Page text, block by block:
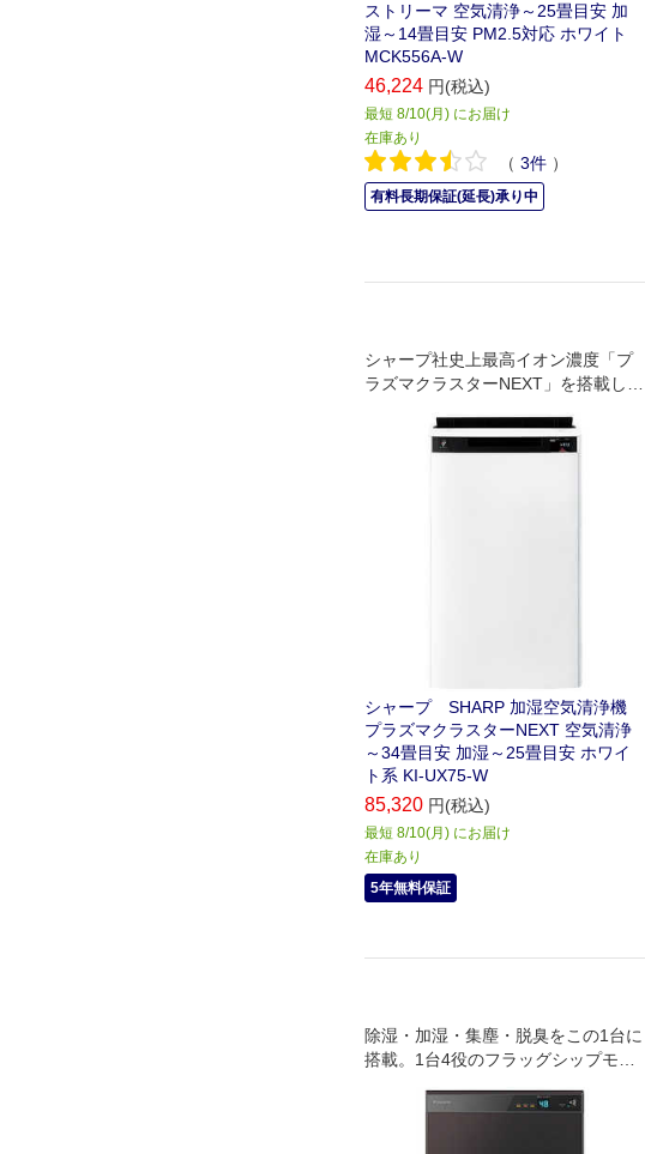
ストリーマ 空気清浄～25畳目安 加
湿～14畳目安 PM2.5対応 ホワイト
MCK556A-W
46,224 円(税込)
最短 8/10(月) にお届け
在庫あり
（ 3件 ）
有料長期保証(延長)承り中
シャープ社史上最高イオン濃度「プ
ラズマクラスターNEXT」を搭載し、
シャープ SHARP 加湿空気清浄機
プラズマクラスターNEXT 空気清浄
～34畳目安 加湿～25畳目安 ホワイ
ト系 KI-UX75-W
85,320 円(税込)
最短 8/10(月) にお届け
在庫あり
5年無料保証
除湿・加湿・集塵・脱臭をこの1台に
搭載。1台4役のフラッグシップモデ